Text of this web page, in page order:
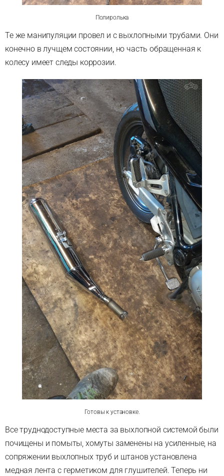
Полиролька
Те же манипуляции провел и с выхлопными трубами. Они
конечно в лучщем состоянии, но часть обращенная к
колесу имеет следы коррозии.
Готовы к установке.
Все труднодоступные места за выхлопной системой были
почищены и помыты, хомуты заменены на усиленные, на
сопряжении выхлопных труб и штанов установлена
медная лента с герметиком для глушителей. Теперь ни